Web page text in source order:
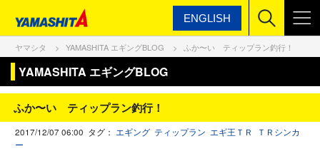
ENGLISH
ヤマシタ YAMASHITA エギングBLOG ふか〜い ティップラン釣行！
YAMASHITA エギングBLOG
ふか〜い ティップラン釣行！
2017/12/07 06:00 タグ： エギング ティップラン エギ王ＴＲ
ＴＲシンカ
ー